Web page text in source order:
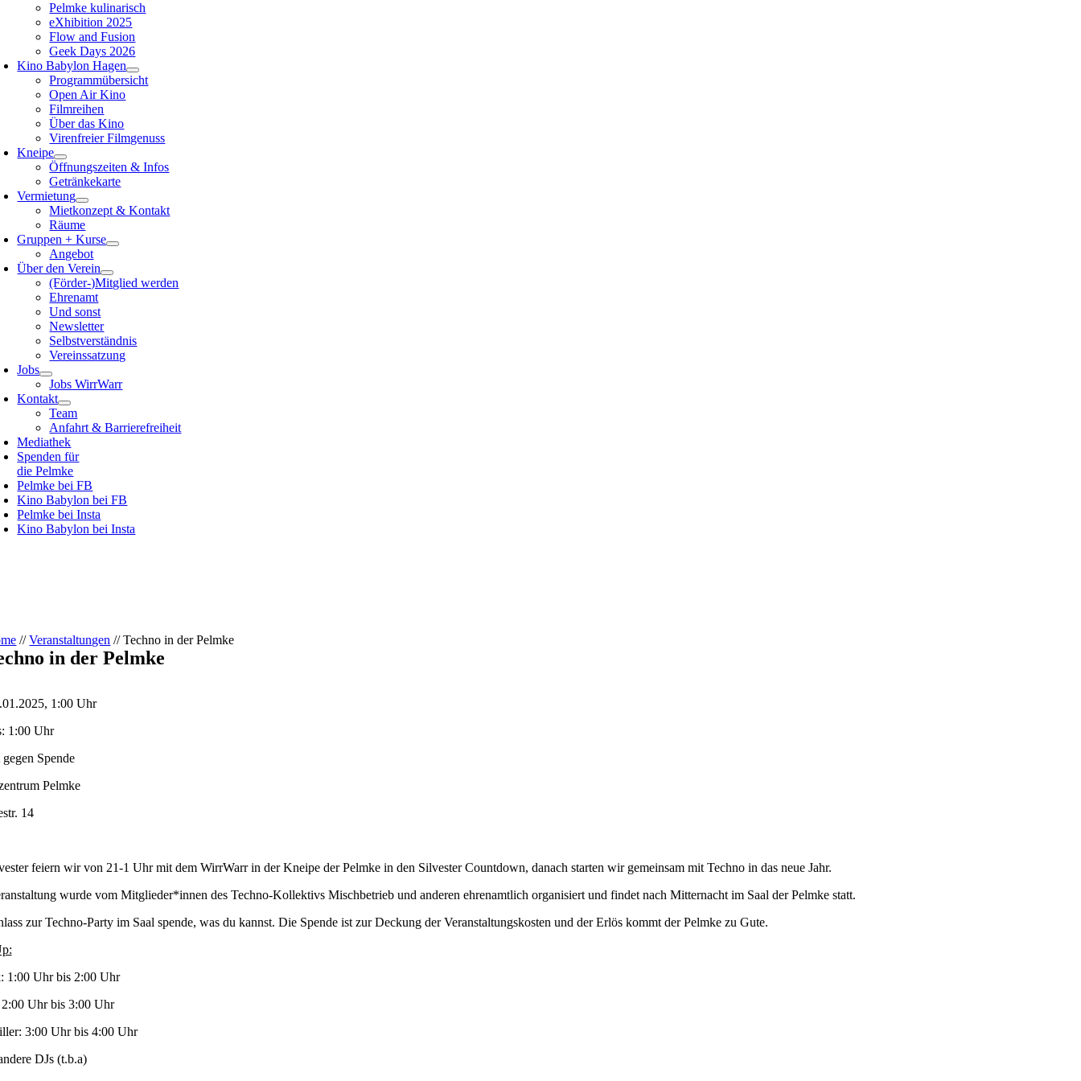
Pelmke kulinarisch
eXhibition 2025
Flow and Fusion
Geek Days 2026
Kino Babylon Hagen
Programmübersicht
Open Air Kino
Filmreihen
Über das Kino
Virenfreier Filmgenuss
Kneipe
Öffnungszeiten & Infos
Getränkekarte
Vermietung
Mietkonzept & Kontakt
Räume
Gruppen + Kurse
Angebot
Über den Verein
(Förder-)Mitglied werden
Ehrenamt
Und sonst
Newsletter
Selbstverständnis
Vereinssatzung
Jobs
Jobs WirrWarr
Kontakt
Team
Anfahrt & Barrierefreiheit
Mediathek
Spenden für
die Pelmke
Pelmke bei FB
Kino Babylon bei FB
Pelmke bei Insta
Kino Babylon bei Insta
//Veranstaltungen //Techno in der Pelmke
in der Pelmke
1:00 Uhr
1:00 Uhr
Spende
Pelmke
14
feiern wir von 21-1 Uhr mit dem WirrWarr in der Kneipe der Pelmke in den Silvester Countdown, danach starten wir gemeinsam mit Techno in das neue Jahr.
wurde vom Mitglieder*innen des Techno-Kollektivs Mischbetrieb und anderen ehrenamtlich organisiert und findet nach Mitternacht im Saal der Pelmke statt.
zur Techno-Party im Saal spende, was du kannst. Die Spende ist zur Deckung der Veranstaltungskosten und der Erlös kommt der Pelmke zu Gute.
1:00 Uhr bis 2:00 Uhr
Uhr bis 3:00 Uhr
3:00 Uhr bis 4:00 Uhr
DJs (t.b.a)